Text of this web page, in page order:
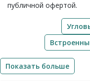
публичной офертой.
Показать больше